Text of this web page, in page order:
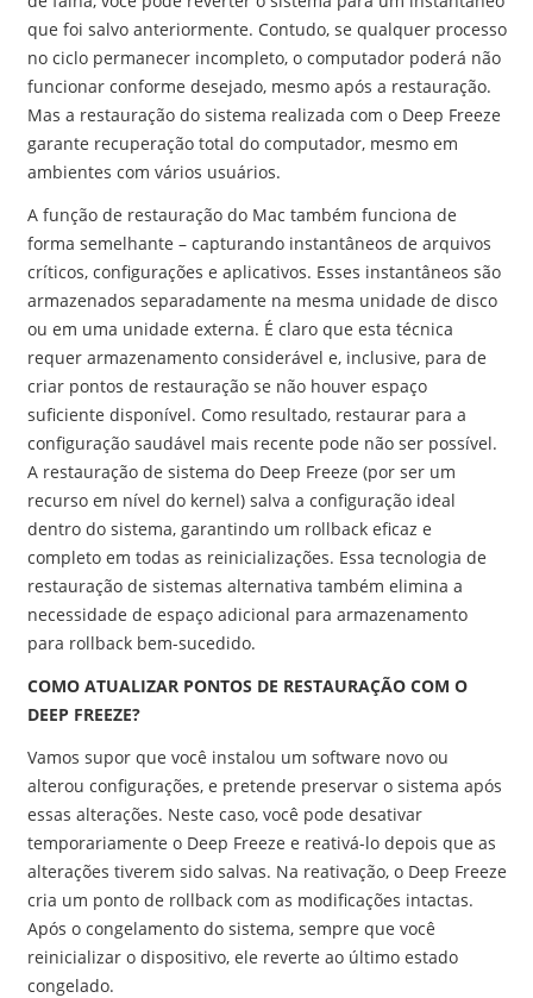
que foi salvo anteriormente. Contudo, se qualquer processo
no ciclo permanecer incompleto, o computador poderá não
funcionar conforme desejado, mesmo após a restauração.
Mas a restauração do sistema realizada com o Deep Freeze
garante recuperação total do computador, mesmo em
ambientes com vários usuários.
A função de restauração do Mac também funciona de
forma semelhante – capturando instantâneos de arquivos
críticos, configurações e aplicativos. Esses instantâneos são
armazenados separadamente na mesma unidade de disco
ou em uma unidade externa. É claro que esta técnica
requer armazenamento considerável e, inclusive, para de
criar pontos de restauração se não houver espaço
suficiente disponível. Como resultado, restaurar para a
configuração saudável mais recente pode não ser possível.
A restauração de sistema do Deep Freeze (por ser um
recurso em nível do kernel) salva a configuração ideal
dentro do sistema, garantindo um rollback eficaz e
completo em todas as reinicializações. Essa tecnologia de
restauração de sistemas alternativa também elimina a
necessidade de espaço adicional para armazenamento
para rollback bem-sucedido.
COMO ATUALIZAR PONTOS DE RESTAURAÇÃO COM O
DEEP FREEZE?
Vamos supor que você instalou um software novo ou
alterou configurações, e pretende preservar o sistema após
essas alterações. Neste caso, você pode desativar
temporariamente o Deep Freeze e reativá-lo depois que as
alterações tiverem sido salvas. Na reativação, o Deep Freeze
cria um ponto de rollback com as modificações intactas.
Após o congelamento do sistema, sempre que você
reinicializar o dispositivo, ele reverte ao último estado
congelado.